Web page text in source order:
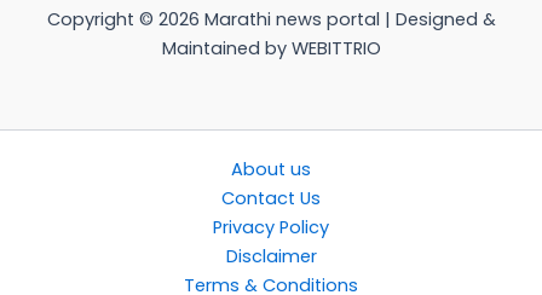
Copyright © 2026 Marathi news portal | Designed &
Maintained by WEBITTRIO
About us
Contact Us
Privacy Policy
Disclaimer
Terms & Conditions